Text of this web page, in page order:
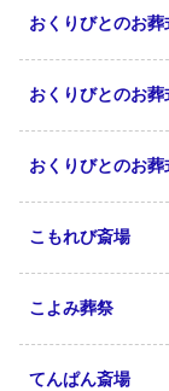
おくりびとのお
おくりびとのお
おくりびとのお葬
こもれび斎場
こよみ葬祭
てんぱん斎場